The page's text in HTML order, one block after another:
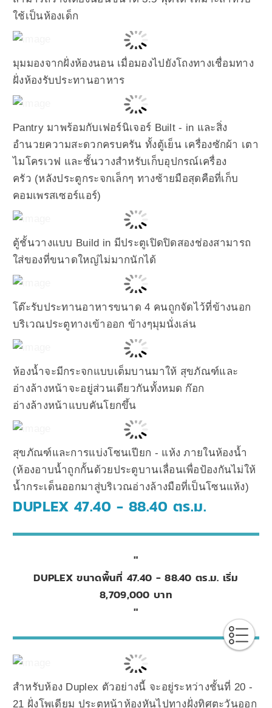
ใช้เป็นห้องเด็ก
มุมมองจากฝั่งห้องนอน เมื่อมองไปยังโถงทางเชื่อมทาง
ฝั่งห้องรับประทานอาหาร
Pantry มาพร้อมกับเฟอร์นิเจอร์ Built - in และสิ่ง
อำนวยความสะดวกครบครัน ทั้งตู้เย็น เครื่องซักผ้า เตา
ไมโครเวฟ และชั้นวางสำหรับเก็บอุปกรณ์เครื่อง
ครัว (หลังประตูกระจกเล็กๆ ทางซ้ายมือสุดคือที่เก็บ
คอมเพรสเซอร์แอร์)
ตู้ชั้นวางแบบ Build in มีประตูเปิดปิดสองช่องสามารถ
ใส่ของที่ขนาดใหญ่ไม่มากนักได้
โต๊ะรับประทานอาหารขนาด 4 คนถูกจัดไว้ที่ข้างนอก
บริเวณประตูทางเข้าออก ข้างๆมุมนั่งเล่น
ห้องน้ำจะมีกระจกแบบเต็มบานมาให้ สุขภัณฑ์และ
อ่างล้างหน้าจะอยู่ส่วนเดียวกันทั้งหมด ก๊อก
อ่างล้างหน้าแบบคันโยกขึ้น
สุขภัณฑ์และการแบ่งโซนเปียก - แห้ง ภายในห้องน้ำ
(ห้องอาบน้ำถูกกั้นด้วยประตูบานเลื่อนเพื่อป้องกันไม่ให้
น้ำกระเด็นออกมาสู่บริเวณอ่างล้างมือที่เป็นโซนแห้ง)
DUPLEX 47.40 - 88.40 ตร.ม.
DUPLEX ขนาดพื้นที่ 47.40 - 88.40 ตร.ม. เริ่ม
8,709,000 บาท
สำหรับห้อง Duplex ตัวอย่างนี้ จะอยู่ระหว่างชั้นที่ 20 -
21 ฝั่งโพเดียม ประตูหน้าห้องหันไปทางฝั่งทิศตะวันออก